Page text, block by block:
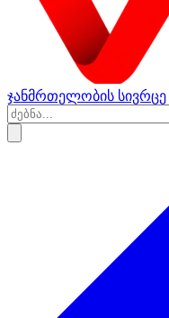
ჯანმრთელობის სივრცე